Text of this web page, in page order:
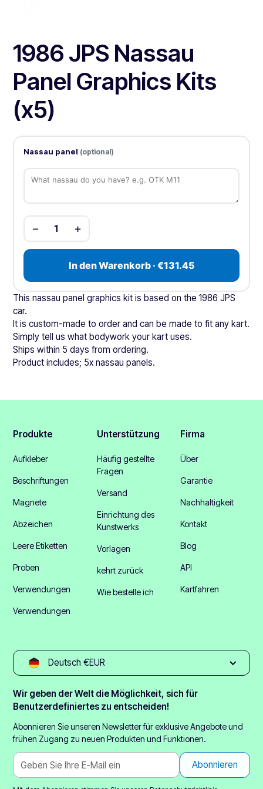
1986 JPS Nassau
Panel Graphics Kits
(x5)
Nassau panel (optional)
− 1 +
In den Warenkorb · €131.45
This nassau panel graphics kit is based on the 1986 JPS
car.
It is custom-made to order and can be made to fit any kart.
Simply tell us what bodywork your kart uses.
Ships within 5 days from ordering.
Product includes; 5x nassau panels.
Produkte
Aufkleber
Beschriftungen
Magnete
Abzeichen
Leere Etiketten
Proben
Verwendungen
Verwendungen
Unterstützung
Häufig gestellte
Fragen
Versand
Einrichtung des
Kunstwerks
Vorlagen
kehrt zurück
Wie bestelle ich
Firma
Über
Garantie
Nachhaltigkeit
Kontakt
Blog
API
Kartfahren
Deutsch €EUR
Wir geben der Welt die Möglichkeit, sich für
Benutzerdefiniertes zu entscheiden!
Abonnieren Sie unseren Newsletter für exklusive Angebote und
frühen Zugang zu neuen Produkten und Funktionen.